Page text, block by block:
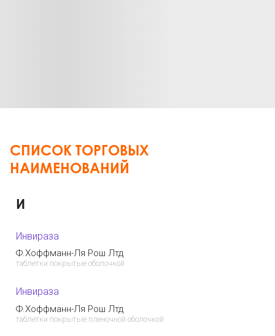
СПИСОК ТОРГОВЫХ
НАИМЕНОВАНИЙ
И
Инвираза
Ф.Хоффманн-Ля Рош Лтд
таблетки покрытые оболочкой
Инвираза
Ф.Хоффманн-Ля Рош Лтд
таблетки покрытые пленочной оболочкой